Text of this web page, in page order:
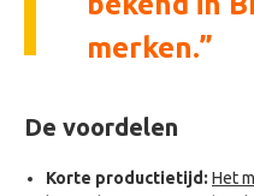
merken.
De voordelen
Korte productietijd: Het